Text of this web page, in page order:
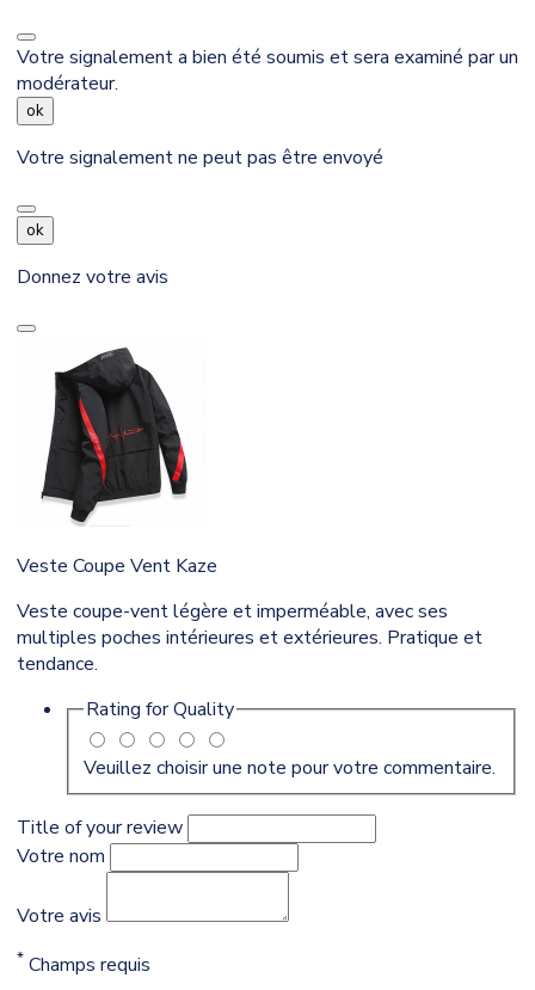
Votre signalement a bien été soumis et sera examiné par un
modérateur.
ok
Votre signalement ne peut pas être envoyé
ok
Donnez votre avis
Veste Coupe Vent Kaze
Veste coupe-vent légère et imperméable, avec ses
multiples poches intérieures et extérieures. Pratique et
tendance.
Rating forQuality
Veuillez choisir une note pour votre commentaire.
Title of your review
Votre nom
Votre avis
* Champs requis